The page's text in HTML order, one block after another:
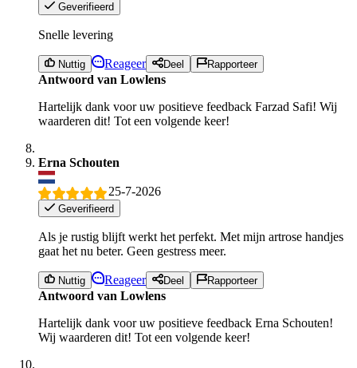
Geverifieerd
Snelle levering
Nuttig Reageer Deel Rapporteer
Antwoord van Lowlens
Hartelijk dank voor uw positieve feedback Farzad Safi! Wij
waarderen dit! Tot een volgende keer!
Erna Schouten
25-7-2026
Geverifieerd
Als je rustig blijft werkt het perfekt. Met mijn artrose handjes
gaat het nu beter. Geen gestress meer.
Nuttig Reageer Deel Rapporteer
Antwoord van Lowlens
Hartelijk dank voor uw positieve feedback Erna Schouten!
Wij waarderen dit! Tot een volgende keer!